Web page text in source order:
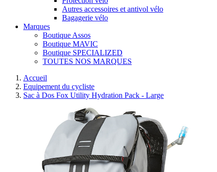
Autres accessoires et antivol vélo
Bagagerie vélo
Marques
Boutique Assos
Boutique MAVIC
Boutique SPECIALIZED
TOUTES NOS MARQUES
Accueil
Equipement du cycliste
Sac à Dos Fox Utility Hydration Pack - Large